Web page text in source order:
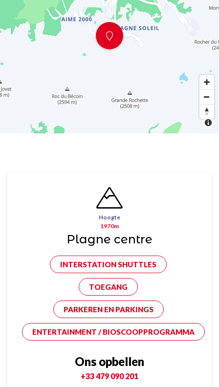
Hoogte
1970m
Plagne centre
INTERSTATION SHUTTLES
TOEGANG
PARKEREN EN PARKINGS
ENTERTAINMENT / BIOSCOOPPROGRAMMA
Ons opbellen
+33 479 090 201